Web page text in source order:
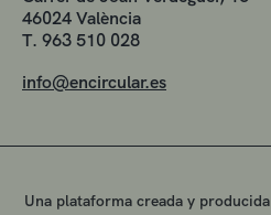
46024 València
T. 963 510 028
info@encircular.es
Una plataforma creada y